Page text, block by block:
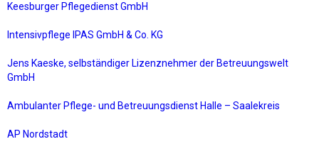
Keesburger Pflegedienst GmbH
Intensivpflege IPAS GmbH & Co. KG
Jens Kaeske, selbständiger Lizenznehmer der Betreuungswelt
GmbH
Ambulanter Pflege- und Betreuungsdienst Halle – Saalekreis
AP Nordstadt